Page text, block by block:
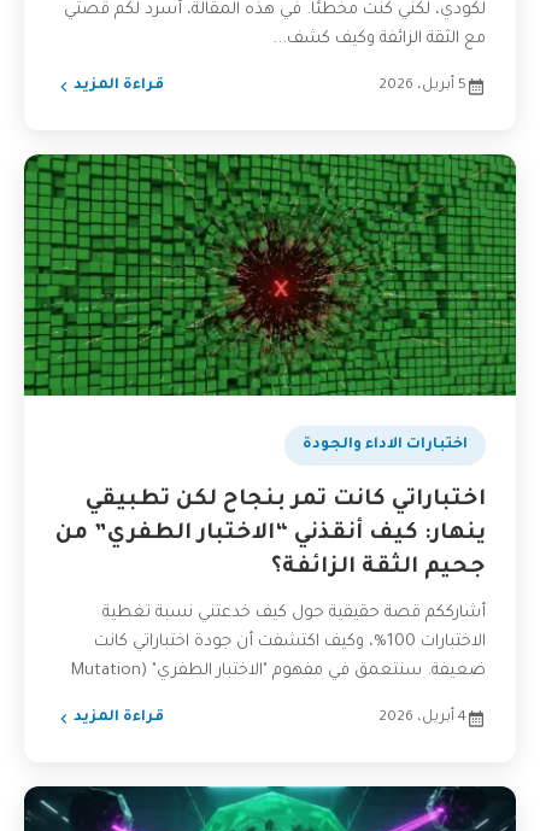
لكودي، لكني كنت مخطئًا. في هذه المقالة، أسرد لكم قصتي
مع الثقة الزائفة وكيف كشف...
5 أبريل، 2026 قراءة المزيد
اختبارات الاداء والجودة
اختباراتي كانت تمر بنجاح لكن تطبيقي
ينهار: كيف أنقذني “الاختبار الطفري” من
جحيم الثقة الزائفة؟
أشارككم قصة حقيقية حول كيف خدعتني نسبة تغطية
الاختبارات 100%، وكيف اكتشفت أن جودة اختباراتي كانت
ضعيفة. سنتعمق في مفهوم "الاختبار الطفري" (Mutation
4 أبريل، 2026 قراءة المزيد